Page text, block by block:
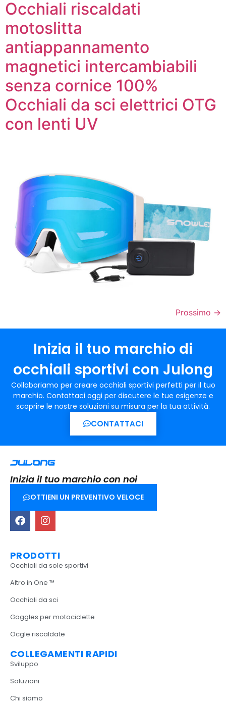
Occhiali riscaldati
motoslitta
antiappannamento
magnetici intercambiabili
senza cornice 100%
Occhiali da sci elettrici OTG
con lenti UV
Prossimo →
Inizia il tuo marchio di
occhiali sportivi con Julong
Collaboriamo per creare occhiali sportivi perfetti per il tuo
marchio. Contattaci oggi per discutere le tue esigenze e
scoprire le nostre soluzioni su misura per la tua attività.
CONTATTACI
Inizia il tuo marchio con noi
OTTIENI UN PREVENTIVO VELOCE
PRODOTTI
Occhiali da sole sportivi
Altro in One ™
Occhiali da sci
Goggles per motociclette
Ocgle riscaldate
COLLEGAMENTI RAPIDI
Sviluppo
Soluzioni
Chi siamo